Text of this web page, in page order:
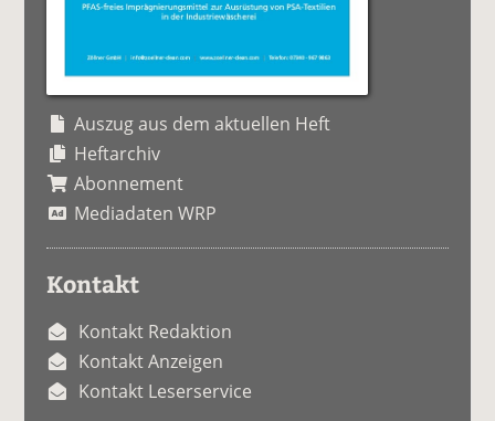
Auszug aus dem aktuellen Heft
Heftarchiv
Abonnement
Mediadaten WRP
Kontakt
Kontakt Redaktion
Kontakt Anzeigen
Kontakt Leserservice